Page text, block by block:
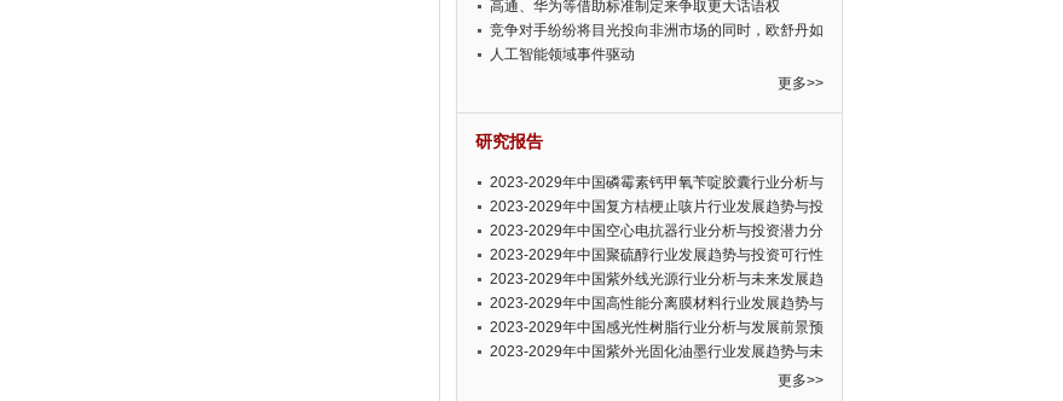
高通、华为等借助标准制定来争取更大话语权
竞争对手纷纷将目光投向非洲市场的同时，欧舒丹如
此淡定，难道就真的不怕丧失先机吗?
人工智能领域事件驱动
更多>>
研究报告
2023-2029年中国磷霉素钙甲氧苄啶胶囊行业分析与
投资可行性报告
2023-2029年中国复方桔梗止咳片行业发展趋势与投
资潜力分析报告
2023-2029年中国空心电抗器行业分析与投资潜力分
析报告
2023-2029年中国聚硫醇行业发展趋势与投资可行性
报告
2023-2029年中国紫外线光源行业分析与未来发展趋
势报告
2023-2029年中国高性能分离膜材料行业发展趋势与
发展前景预测报告
2023-2029年中国感光性树脂行业分析与发展前景预
测报告
2023-2029年中国紫外光固化油墨行业发展趋势与未
更多>>